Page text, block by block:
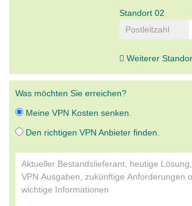
Standort 02
Weiterer
Was möchten Sie erreichen?
Meine VPN Kosten senken.
Den richtigen VPN Anbieter finden.